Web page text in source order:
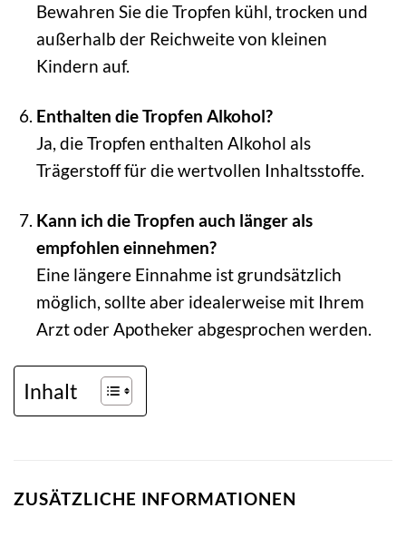
Bewahren Sie die Tropfen kühl, trocken und
außerhalb der Reichweite von kleinen
Kindern auf.
Enthalten die Tropfen Alkohol?
Ja, die Tropfen enthalten Alkohol als
Trägerstoff für die wertvollen Inhaltsstoffe.
Kann ich die Tropfen auch länger als
empfohlen einnehmen?
Eine längere Einnahme ist grundsätzlich
möglich, sollte aber idealerweise mit Ihrem
Arzt oder Apotheker abgesprochen werden.
Inhalt
ZUSÄTZLICHE INFORMATIONEN